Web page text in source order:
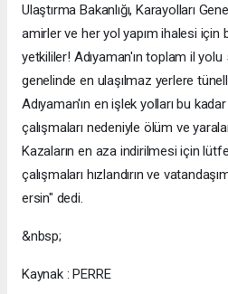
Ulaştırma Bakanlığı, Karayolları
amirler ve her yol yapım ihalesi için
yetkililer! Adıyaman'ın toplam il
genelinde en ulaşılmaz yerlere
Adıyaman'ın en işlek yolları bu
çalışmaları nedeniyle ölüm ve
Kazaların en aza indirilmesi için
çalışmaları hızlandırın ve
ersin" dedi.
&nbsp;
Kaynak : PERRE